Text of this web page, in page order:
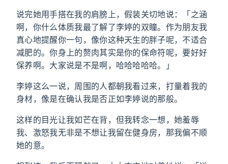
说完她用手搭在我的肩膀上，假装关切地说：「之涵
啊，你什么体质我最了解了李婷的双瞳。作为朋友我
真心地提醒你一句，像你这种天生的胖子呢，不适合
减肥的。你身上的赘肉其实是你的保命符呢，要好好
保养啊。大家说是不是啊，哈哈哈哈哈。」
李婷这么一说，周围的人都朝我看过来，打量着我的
身材，像是在确认我是否正如李婷说的那般。
这样的目光让我如芒在背，但我转念一想，她羞辱
我、激怒我无非是不想让我留在健身房，那我偏不顺
她的意。